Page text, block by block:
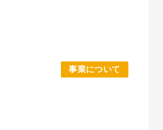
事業について